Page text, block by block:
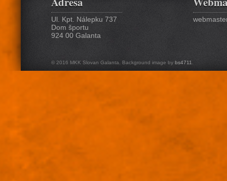
Ul. Kpt. Nálepku 737
Dom športu
924 00 Galanta
© 2016 MKK Slovan Galanta. Background image by bs4711